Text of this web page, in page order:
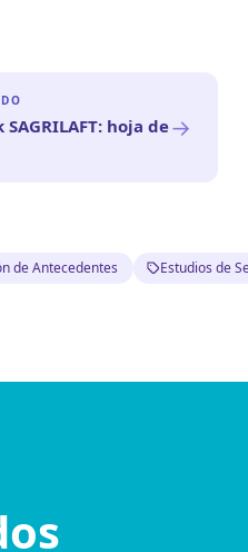
hoja de→
de Antecedentes Estudios de